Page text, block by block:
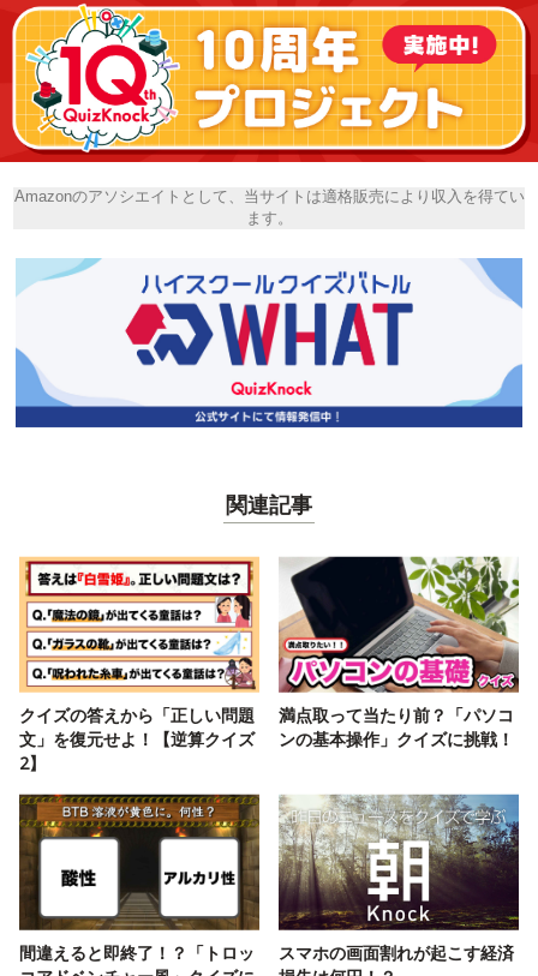
Amazonのアソシエイトとして、当サイトは適格販売により収入を得てい
ます。
関連記事
クイズの答えから「正しい問題
文」を復元せよ！【逆算クイズ
2】
満点取って当たり前？「パソコ
ンの基本操作」クイズに挑戦！
間違えると即終了！？「トロッ
スマホの画面割れが起こす経済